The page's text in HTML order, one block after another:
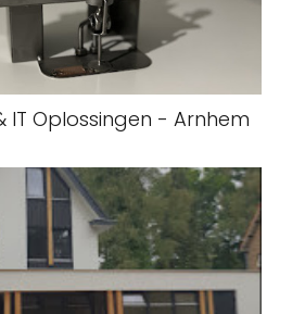
IT Oplossingen - Arnhem